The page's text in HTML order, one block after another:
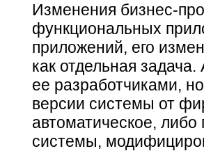
Изменения бизнес-
функциональных
приложений, его
как отдельная
ее разработчиками,
версии системы от
автоматическое,
системы,